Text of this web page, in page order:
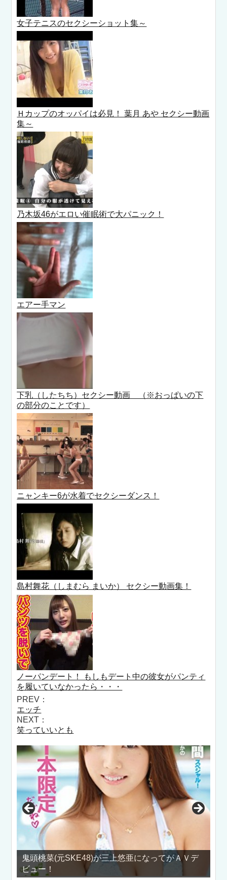
女子テニスのセクシーショット集～
Ｈカップのオッパイは必見！ 葉月 あや セクシー動画
集～
乃木坂46がエロい催眠術で大パニック！
エアー手マン
下乳（したちち）セクシー動画 （※おっぱいの下
の部分のことです）
ニャンキー6が水着でセクシーダンス！
島村舞花（しまむら まいか） セクシー動画集！
ノーパンデート！ もしもデート中の彼女がパンティ
を履いていなかったら・・・
PREV：
エッチ
NEXT：
笑っていいとも
頭桃菜(元SKE48)が三上悠亜になってがＡＶデ
ュー！